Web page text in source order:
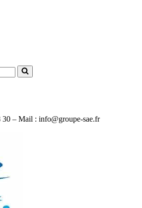
30 – Mail : info@groupe-sae.fr